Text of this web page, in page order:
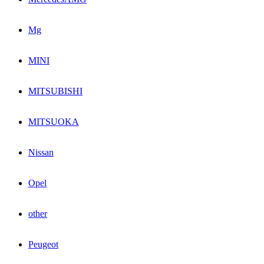
Mg
MINI
MITSUBISHI
MITSUOKA
Nissan
Opel
other
Peugeot